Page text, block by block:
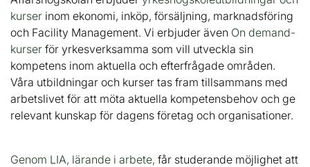
kurser inom ekonomi, inköp, försäljning, marknadsföring
och Facility Management. Vi erbjuder även On demand-
kurser för yrkesverksamma som vill utveckla sin
kompetens inom aktuella och efterfrågade områden.
Våra utbildningar och kurser tas fram tillsammans med
arbetslivet för att möta aktuella kompetensbehov och ge
relevant kunskap för dagens företag och organisationer.
Genom LIA, lärande i arbete, får studerande möjlighet att